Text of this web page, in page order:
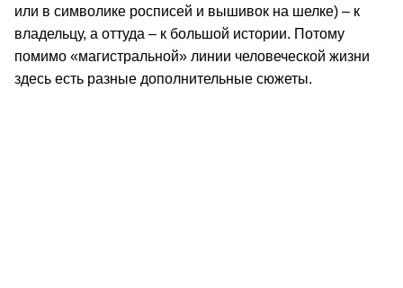
или в символике росписей и вышивок на шелке) – к
владельцу, а оттуда – к большой истории. Потому
помимо «магистральной» линии человеческой жизни
здесь есть разные дополнительные сюжеты.